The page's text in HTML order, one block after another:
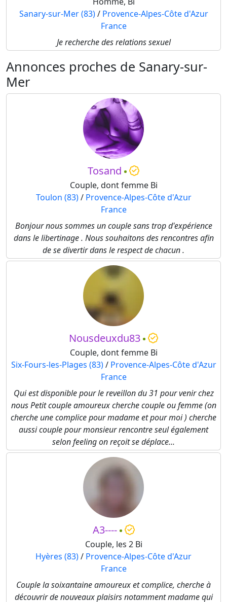
Sanary-sur-Mer (83)/ Provence-Alpes-Côte d'Azur
France
Je recherche des relations sexuel
Annonces proches de Sanary-sur-
Mer
Tosand
Couple, dont femme Bi
Toulon (83)/ Provence-Alpes-Côte d'Azur
France
Bonjour nous sommes un couple sans trop d'expérience
dans le libertinage . Nous souhaitons des rencontres afin
de se divertir dans le respect de chacun .
Nousdeuxdu83
Couple, dont femme Bi
Six-Fours-les-Plages (83)/ Provence-Alpes-Côte d'Azur
France
Qui est disponible pour le reveillon du 31 pour venir chez
nous Petit couple amoureux cherche couple ou femme (on
cherche une complice pour madame et pour moi ) cherche
aussi couple pour monsieur rencontre seul également
selon feeling on reçoit se déplace...
A3----
Couple, les 2 Bi
Hyères (83)/ Provence-Alpes-Côte d'Azur
France
Couple la soixantaine amoureux et complice, cherche à
découvrir de nouveaux plaisirs notamment madame qui